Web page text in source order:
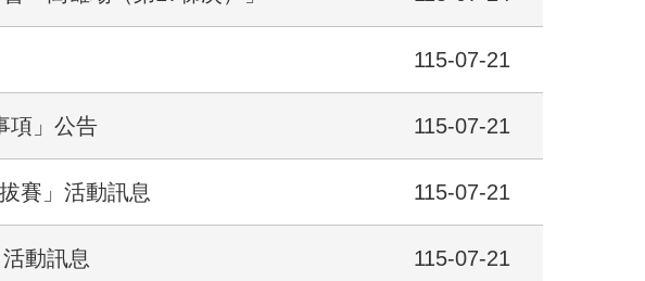
115-07-21
項」公告 115-07-21
賽」活動訊息 115-07-21
動訊息 115-07-21